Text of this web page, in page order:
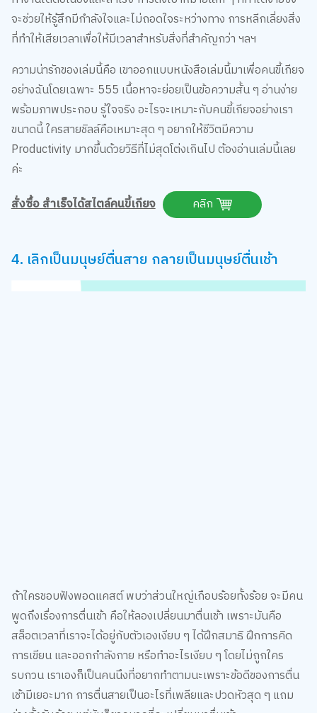
จะช่วยให้รู้สึกมีกำลังใจและไม่ถอดใจระหว่างทาง การหลีกเลี่ยงสิ่ง
ที่ทำให้เสียเวลาเพื่อให้มีเวลาสำหรับสิ่งที่สำคัญกว่า ฯลฯ
ความน่ารักของเล่มนี้คือ เขาออกแบบหนังสือเล่มนี้มาเพื่อคนขี้เกียจ
อย่างฉันโดยเฉพาะ 555 เนื้อหาจะย่อยเป็นข้อความสั้น ๆ อ่านง่าย
พร้อมภาพประกอบ รู้ใจจริง อะไรจะเหมาะกับคนขี้เกียจอย่างเรา
ขนาดนี้ ใครสายชิลล์คือเหมาะสุด ๆ อยากให้ชีวิตมีความ
Productivity มากขึ้นด้วยวิธีที่ไม่สุดโต่งเกินไป ต้องอ่านเล่มนี้เลย
ค่ะ
สั่งซื้อ สำเร็จได้สไตล์คนขี้เกียจ
คลิก
4. เลิกเป็นมนุษย์ตื่นสาย กลายเป็นมนุษย์ตื่นเช้า
ถ้าใครชอบฟังพอดแคสต์ พบว่าส่วนใหญ่เกือบร้อยทั้งร้อย จะมีคน
พูดถึงเรื่องการตื่นเช้า คือให้ลองเปลี่ยนมาตื่นเช้า เพราะมันคือ
สล็อตเวลาที่เราจะได้อยู่กับตัวเองเงียบ ๆ ได้ฝึกสมาธิ ฝึกการคิด
การเขียน และออกกำลังกาย หรือทำอะไรเงียบ ๆ โดยไม่ถูกใคร
รบกวน เราเองก็เป็นคนนึงที่อยากทำตามนะเพราะข้อดีของการตื่น
เช้ามีเยอะมาก การตื่นสายเป็นอะไรที่เพลียและปวดหัวสุด ๆ แถม
ง่วงทั้งวันด้วย แต่มันก็ยากมากที่จะเปลี่ยนมาตื่นเช้า